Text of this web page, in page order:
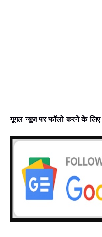
गूगल न्‍यूज पर फॉलो करने के